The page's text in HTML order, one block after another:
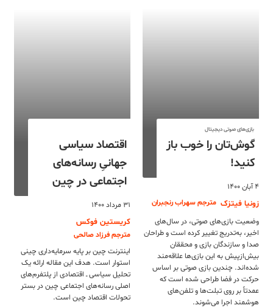
بازی‌های صوتی دیجیتال
گوش‌تان را خوب باز
کنید!
۴ آبان ۱۴۰۰
زونیا فیتزک مترجم سهراب رنجبران
وضعیت بازی‌های صوتی، در سال‌های
اخیر، به‌تدریج تغییر کرده است و طراحان
صدا و سازندگان بازی و محققان
بیش‌ازپیش به این بازی‌ها علاقه‌مند
شده‌اند. چندین بازی صوتی بر اساس
حرکت در فضا طراحی شده است که
عمدتاً بر روی تبلت‌ها و تلفن‌های
هوشمند اجرا می‌شوند.
اقتصاد سیاسی
جهانیِ رسانه‌های
اجتماعی در چین
۳۱ مرداد ۱۴۰۰
کریستین فوکس
مترجم فرزاد صالحی
اینترنت چین بر پایه سرمایه‌داری چینی
استوار است. هدف این مقاله ارائه یک
تحلیل سیاسی ــ اقتصادی از پلتفرم‌های
اصلی رسانه‌های اجتماعی چین در بستر
تحولات اقتصاد چین است.